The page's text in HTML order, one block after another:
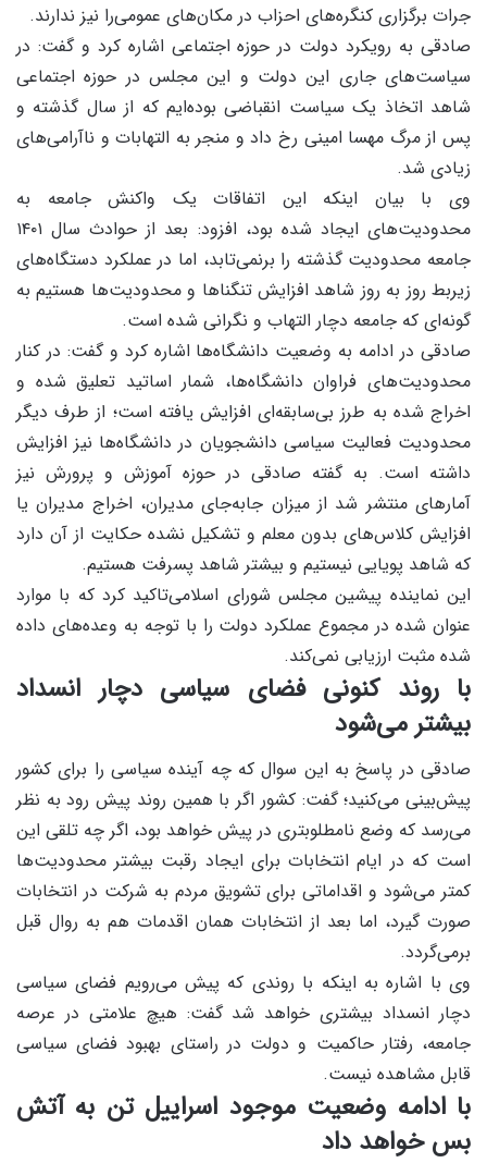
جرات برگزاری کنگره‌های احزاب در مکان‌های عمومی‌را نیز ندارند.
صادقی به رویکرد دولت در حوزه اجتماعی اشاره کرد و گفت: در
سیاست‌های جاری این دولت و این مجلس در حوزه اجتماعی
شاهد اتخاذ یک سیاست انقباضی بوده‌ایم که از سال گذشته و
پس از مرگ مهسا امینی رخ داد و منجر به التهابات و ناآرامی‌های
زیادی شد.
وی با بیان اینکه این اتفاقات یک واکنش جامعه به
محدودیت‌های ایجاد شده بود، افزود: بعد از حوادث سال ۱۴۰۱
جامعه محدودیت گذشته را برنمی‌تابد، اما در عملکرد دستگاه‌های
زیربط روز به روز شاهد افزایش تنگناها و محدودیت‌ها هستیم به
گونه‌ای که جامعه دچار التهاب و نگرانی شده است.
صادقی در ادامه به وضعیت دانشگاه‌ها اشاره کرد و گفت: در کنار
محدودیت‌های فراوان دانشگاه‌ها، شمار اساتید تعلیق شده و
اخراج شده به طرز بی‌سابقه‌ای افزایش یافته است؛ از طرف دیگر
محدودیت فعالیت سیاسی دانشجویان در دانشگاه‌ها نیز افزایش
داشته است. به گفته صادقی در حوزه آموزش و پرورش نیز
آمارهای منتشر شد از میزان جابه‌جای مدیران، اخراج مدیران یا
افزایش کلاس‌های بدون معلم و تشکیل نشده حکایت از آن دارد
که شاهد پویایی نیستیم و بیشتر شاهد پسرفت هستیم.
این نماینده پیشین مجلس شورای اسلامی‌تاکید کرد که با موارد
عنوان شده در مجموع عملکرد دولت را با توجه به وعده‌های داده
شده مثبت ارزیابی نمی‌کند.
با روند کنونی فضای سیاسی دچار انسداد
بیشتر می‌شود
صادقی در پاسخ به این سوال که چه آینده سیاسی را برای کشور
پیش‌بینی می‌کنید؛ گفت: کشور اگر با همین روند پیش رود به نظر
می‌رسد که وضع نامطلوبتری در پیش خواهد بود، اگر چه تلقی این
است که در ایام انتخابات برای ایجاد رقبت بیشتر محدودیت‌ها
کمتر می‌شود و اقداماتی برای تشویق مردم به شرکت در انتخابات
صورت گیرد، اما بعد از انتخابات همان اقدمات هم به روال قبل
برمی‌گردد.
وی با اشاره به اینکه با روندی که پیش می‌رویم فضای سیاسی
دچار انسداد بیشتری خواهد شد گفت: هیچ علامتی در عرصه
جامعه، رفتار حاکمیت و دولت در راستای بهبود فضای سیاسی
قابل مشاهده نیست.
با ادامه وضعیت موجود اسراییل تن به آتش
بس خواهد داد